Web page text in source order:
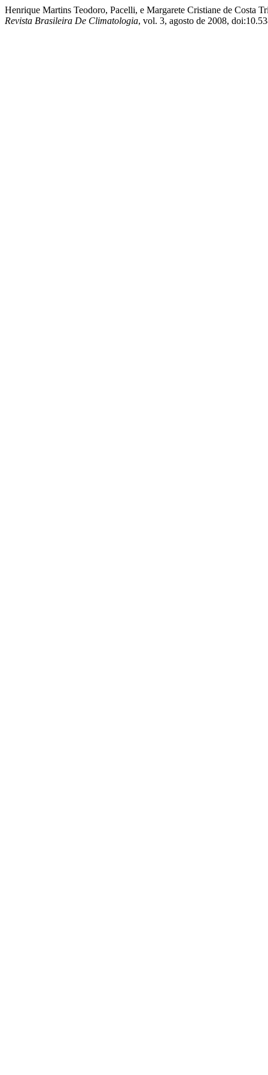
Henrique Martins Teodoro, Pacelli, e Margarete Cristiane de
Revista Brasileira De Climatologia, vol. 3, agosto de 2008,